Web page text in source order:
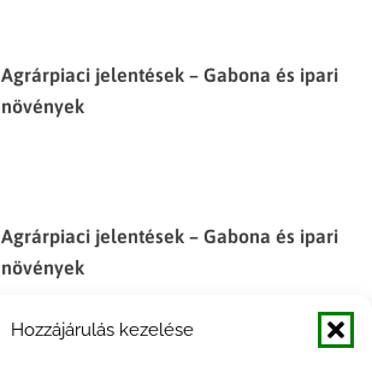
Hozzájárulás kezelése
Agrárpiaci jelentések – Gabona és ipari
növények
Agrárpiaci jelentések – Gabona és ipari
növények